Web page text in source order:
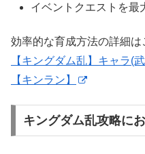
イベントクエストを最
効率的な育成方法の詳細は
【キングダム乱】キャラ(
【キンラン】
キングダム乱攻略に